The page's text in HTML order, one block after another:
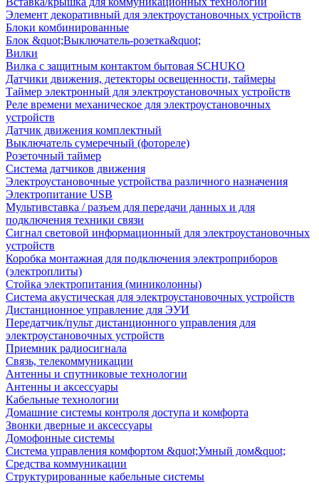
Элемент декоративный для электроустановочных устройств
Блоки комбинированные
Блок &quot;Выключатель-розетка&quot;
Вилки
Вилка с защитным контактом бытовая SCHUKO
Датчики движения, детекторы освещенности, таймеры
Таймер электронный для электроустановочных устройств
Реле времени механическое для электроустановочных
устройств
Датчик движения комплектный
Выключатель сумеречный (фотореле)
Розеточный таймер
Система датчиков движения
Электроустановочные устройства различного назначения
Электропитание USB
Мультивставка / разъем для передачи данных и для
подключения техники связи
Сигнал световой информационный для электроустановочных
устройств
Коробка монтажная для подключения электроприборов
(электроплиты)
Стойка электропитания (миниколонны)
Система акустическая для электроустановочных устройств
Дистанционное управление для ЭУИ
Передатчик/пульт дистанционного управления для
электроустановочных устройств
Приемник радиосигнала
Связь, телекоммуникации
Антенны и спутниковые технологии
Антенны и аксессуары
Кабельные технологии
Домашние системы контроля доступа и комфорта
Звонки дверные и аксессуары
Домофонные системы
Система управления комфортом &quot;Умный дом&quot;
Средства коммуникации
Структурированные кабельные системы